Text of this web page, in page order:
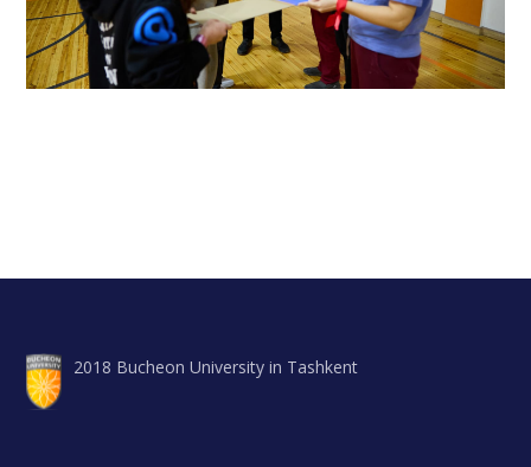
2018 Bucheon University in Tashkent